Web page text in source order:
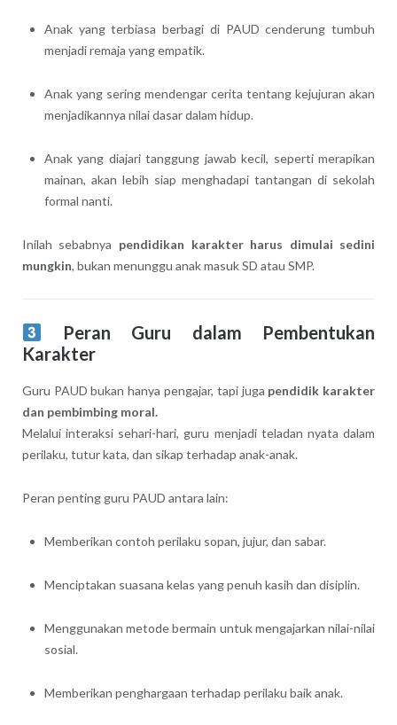
Anak yang terbiasa berbagi di PAUD cenderung tumbuh
menjadi remaja yang empatik.
Anak yang sering mendengar cerita tentang kejujuran akan
menjadikannya nilai dasar dalam hidup.
Anak yang diajari tanggung jawab kecil, seperti merapikan
mainan, akan lebih siap menghadapi tantangan di sekolah
formal nanti.
Inilah sebabnya pendidikan karakter harus dimulai sedini
mungkin, bukan menunggu anak masuk SD atau SMP.
Peran Guru dalam Pembentukan
Karakter
Guru PAUD bukan hanya pengajar, tapi juga pendidik karakter
dan pembimbing moral.
Melalui interaksi sehari-hari, guru menjadi teladan nyata dalam
perilaku, tutur kata, dan sikap terhadap anak-anak.
Peran penting guru PAUD antara lain:
Memberikan contoh perilaku sopan, jujur, dan sabar.
Menciptakan suasana kelas yang penuh kasih dan disiplin.
Menggunakan metode bermain untuk mengajarkan nilai-nilai
sosial.
Memberikan penghargaan terhadap perilaku baik anak.